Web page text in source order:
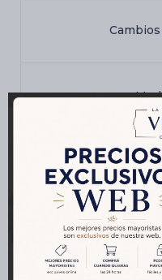
Productos